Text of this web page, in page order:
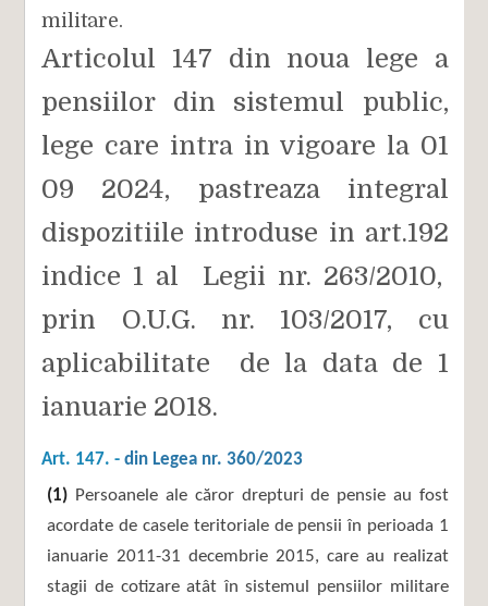
militare.
Articolul 147 din noua lege a
pensiilor din sistemul public,
lege care intra in vigoare la 01
09 2024, pastreaza integral
dispozitiile introduse in art.192
indice 1 al Legii nr. 263/2010,
prin O.U.G. nr. 103/2017, cu
aplicabilitate de la data de 1
ianuarie 2018.
Art. 147. - din Legea nr. 360/2023
(1) Persoanele ale căror drepturi de pensie au fost
acordate de casele teritoriale de pensii în perioada 1
ianuarie 2011-31 decembrie 2015, care au realizat
stagii de cotizare atât în sistemul pensiilor militare